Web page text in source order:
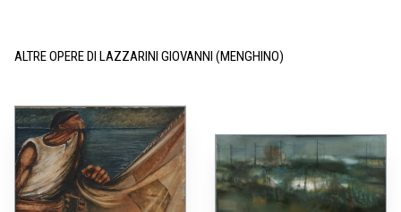
ALTRE OPERE DI LAZZARINI GIOVANNI (MENGHINO)